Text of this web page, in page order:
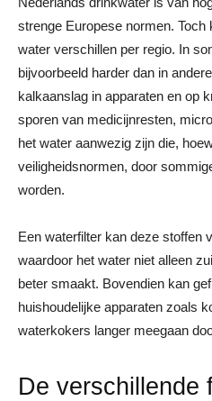
strenge Europese normen.
water verschillen per regio. In
bijvoorbeeld harder dan in
kalkaanslag in apparaten en op
sporen van medicijnresten,
het water aanwezig zijn die,
veiligheidsnormen, door
worden.
Een waterfilter kan deze stoffen
waardoor het water niet alleen
beter smaakt. Bovendien kan
huishoudelijke apparaten zoals
waterkokers langer meegaan
De verschillende